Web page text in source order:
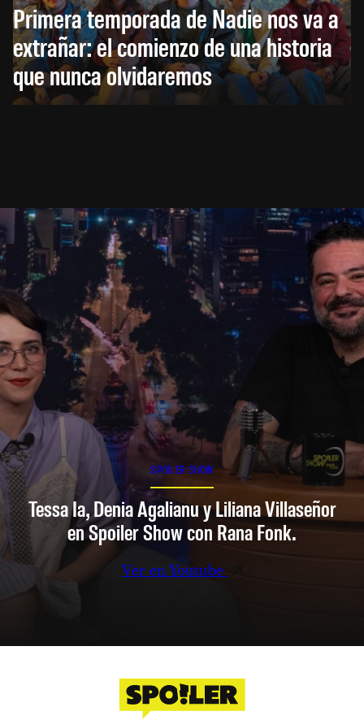
Primera temporada de Nadie nos va a
extrañar: el comienzo de una historia
que nunca olvidaremos
SPOILER SHOW
Tessa Ia, Denia Agalianu y Liliana Villaseñor
en Spoiler Show con Rana Fonk.
Ver en Youtube